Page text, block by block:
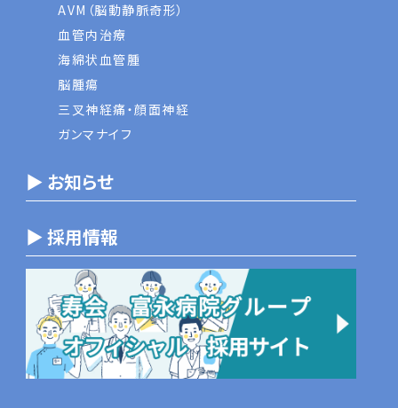
AVM（脳動静脈奇形）
血管内治療
海綿状血管腫
脳腫瘍
三叉神経痛・顔面神経
ガンマナイフ
▶ お知らせ
▶ 採用情報